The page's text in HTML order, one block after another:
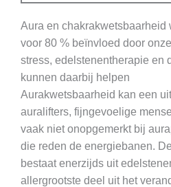
Aura en chakrakwetsbaarheid
voor 80 % beïnvloed door
stress, edelstenentherapie en
kunnen daarbij helpen
Aurakwetsbaarheid kan een
auralifters, fijngevoelige
vaak niet onopgemerkt bij
die reden de energiebanen.
bestaat enerzijds uit
allergrootste deel uit het